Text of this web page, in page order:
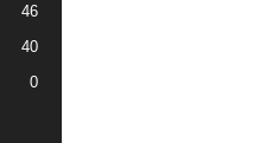
46
40
0